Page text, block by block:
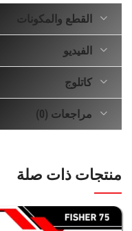
القطع والمكونات
الفيديو
كاتلوج
مراجعات (0)
منتجات ذات صلة